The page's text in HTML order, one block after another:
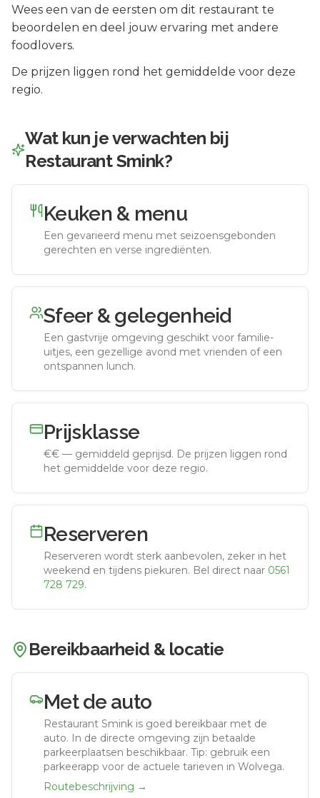
Wees een van de eersten om dit restaurant te
beoordelen en deel jouw ervaring met andere
foodlovers.
De prijzen liggen rond het gemiddelde voor deze
regio.
Wat kun je verwachten bij
Restaurant Smink?
Keuken & menu
Een gevarieerd menu met seizoensgebonden
gerechten en verse ingrediënten.
Sfeer & gelegenheid
Een gastvrije omgeving geschikt voor familie-
uitjes, een gezellige avond met vrienden of een
ontspannen lunch.
Prijsklasse
€€ — gemiddeld geprijsd. De prijzen liggen rond
het gemiddelde voor deze regio.
Reserveren
Reserveren wordt sterk aanbevolen, zeker in het
weekend en tijdens piekuren. Bel direct naar 0561
728 729.
Bereikbaarheid & locatie
Met de auto
Restaurant Smink is goed bereikbaar met de
auto. In de directe omgeving zijn betaalde
parkeerplaatsen beschikbaar. Tip: gebruik een
parkeerapp voor de actuele tarieven in Wolvega.
Routebeschrijving →